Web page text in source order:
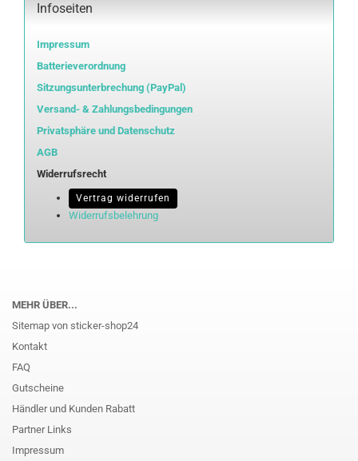
Infoseiten
Impressum
Batterieverordnung
Sitzungsunterbrechung (PayPal)
Versand- & Zahlungsbedingungen
Privatsphäre und Datenschutz
AGB
Widerrufsrecht
Vertrag widerrufen
Widerrufsbelehrung
MEHR ÜBER...
Sitemap von sticker-shop24
Kontakt
FAQ
Gutscheine
Händler und Kunden Rabatt
Partner Links
Impressum